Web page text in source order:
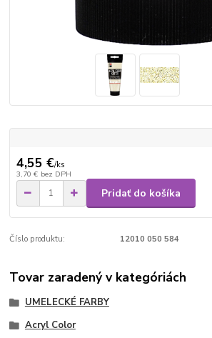
4,55 €/ks
3,70 € bez DPH
Pridať do košíka
Číslo produktu: 12010 050 584
Tovar zaradený v kategóriách
UMELECKÉ FARBY
Acryl Color